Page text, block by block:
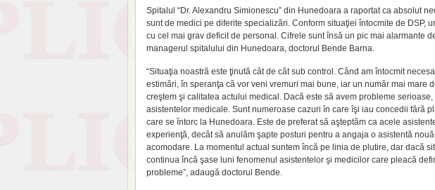
Spitalul “Dr. Alexandru Simionescu” din Hunedoara a raportat ca absolut
sunt de medici pe diferite specializări. Conform situaţiei întocmite de DSP,
cu cel mai grav deficit de personal. Cifrele sunt însă un pic mai alarmante
managerul spitalului din Hunedoara, doctorul Bende Barna.
“Situaţia noastră este ţinută cât de cât sub control. Când am întocmit
estimări, în speranţa că vor veni vremuri mai bune, iar un număr mai mare
creştem şi calitatea actului medical. Dacă este să avem probleme
asistentelor medicale. Sunt numeroase cazuri în care îşi iau concedii fără
care se întorc la Hunedoara. Este de preferat să aşteptăm ca acele
experienţă, decât să anulăm şapte posturi pentru a angaja o asistentă
acomodare. La momentul actual suntem încă pe linia de plutire, dar dacă
continua încă şase luni fenomenul asistentelor şi medicilor care pleacă
probleme”, adaugă doctorul Bende.